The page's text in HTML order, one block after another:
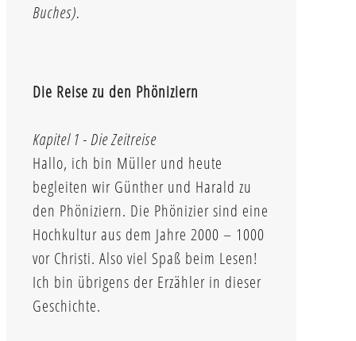
Buches).
Die Reise zu den Phöniziern
Kapitel 1 - Die Zeitreise
Hallo, ich bin Müller und heute
begleiten wir Günther und Harald zu
den Phöniziern. Die Phönizier sind eine
Hochkultur aus dem Jahre 2000 – 1000
vor Christi. Also viel Spaß beim Lesen!
Ich bin übrigens der Erzähler in dieser
Geschichte.